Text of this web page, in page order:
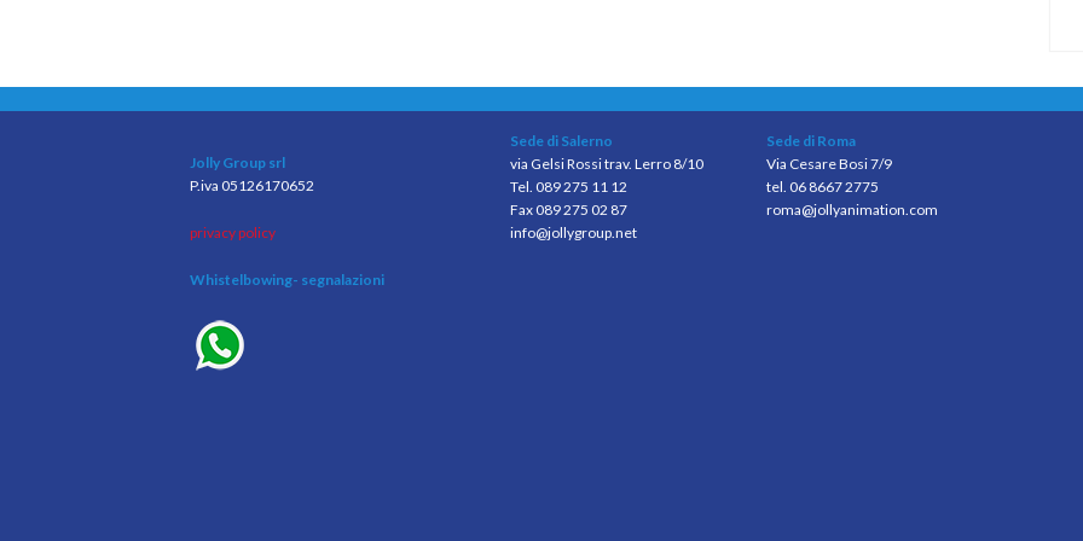
Jolly Group srl
P.iva 05126170652
privacy policy
Whistelbowing- segnalazioni
Sede di Salerno
via Gelsi Rossi trav. Lerro 8/10
Tel. 089 275 11 12
Fax 089 275 02 87
info@jollygroup.net
Sede di Roma
Via Cesare Bosi 7/9
tel. 06 8667 2775
roma@jollyanimation.com